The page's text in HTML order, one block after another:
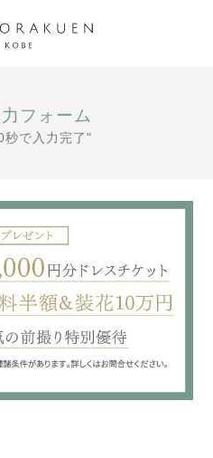
フォーム
秒で入力完了"